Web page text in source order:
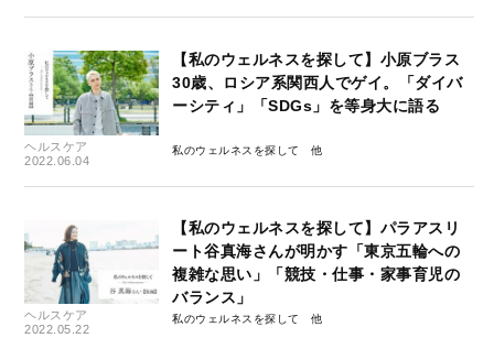
ヘルスケア
2022.06.04
【私のウェルネスを探して】小原ブラス
30歳、ロシア系関西人でゲイ。「ダイバ
ーシティ」「SDGs」を等身大に語る
私のウェルネスを探して
ヘルスケア
2022.05.22
【私のウェルネスを探して】パラアスリ
ート谷真海さんが明かす「東京五輪への
複雑な思い」「競技・仕事・家事育児の
バランス」
私のウェルネスを探して